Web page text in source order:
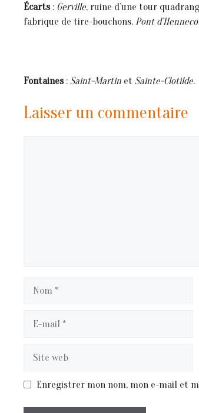
Écarts: Gerville, ruine d’une tour
fabrique de tire-bouchons. Pont
Fontaines: Saint-Martin et Sainte-Clotilde.
Laisser un commentaire
Enregistrer mon nom, mon e-mail et